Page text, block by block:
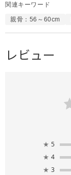
関連キーワード
親骨：56～60cm
レビュー
★ 5
★ 4
★ 3